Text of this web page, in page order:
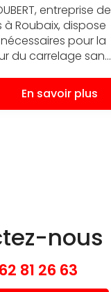
entreprise de
Roubaix, dispose
pour la
du carrelage san...
En savoir plus
nous
81 26 63